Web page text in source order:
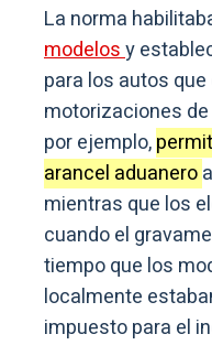
La norma
modelosy
para los autos
motorizaciones
por ejemplo,
arancel aduanero
mientras que los
cuando el
tiempo que los
localmente
impuesto para el